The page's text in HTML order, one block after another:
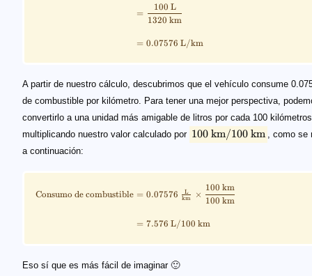
=
1320 km
100 L
= 0.07576 L/km
A partir de nuestro cálculo, descubrimos que el vehículo consume
de combustible por kilómetro. Para tener una mejor perspectiva,
convertirlo a una unidad más amigable de litros por cada 100
multiplicando nuestro valor calculado por 100 km/100 km , como se
a continuación:
Consumo de combustible = 0.07576 km
L ×
100 km
100 km
= 7.576 L/100 km
Eso sí que es más fácil de imaginar 🙂